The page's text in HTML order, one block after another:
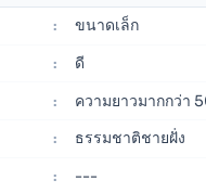
: ขนาดเล็ก
: ดี
: ความยาวมากกว่า
: ธรรมชาติชายฝั่ง
: ---